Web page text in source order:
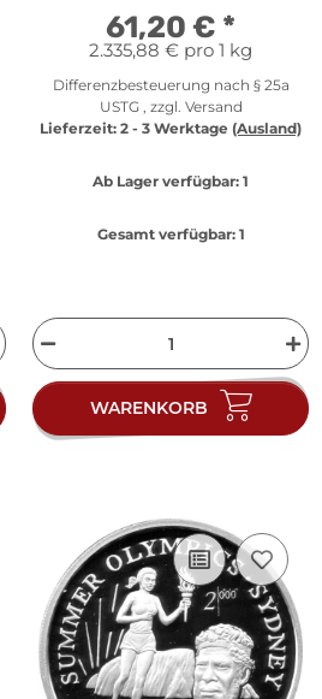
61,20 € *
2.335,88 € pro 1 kg
Differenzbesteuerung nach § 25a
USTG , zzgl. Versand
Lieferzeit: 2 - 3 Werktage (Ausland)
Ab Lager verfügbar: 1
Gesamt verfügbar:1
WARENKORB